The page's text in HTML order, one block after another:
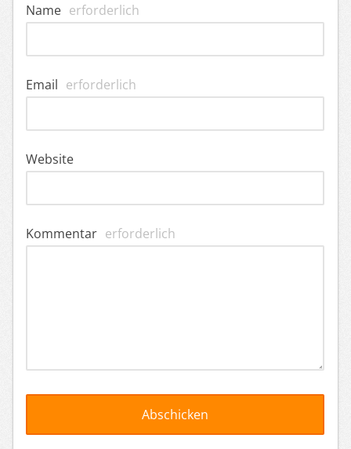
Name erforderlich
Email erforderlich
Website
Kommentar erforderlich